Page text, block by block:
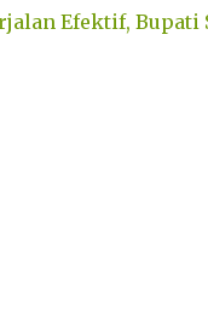
Efektif,